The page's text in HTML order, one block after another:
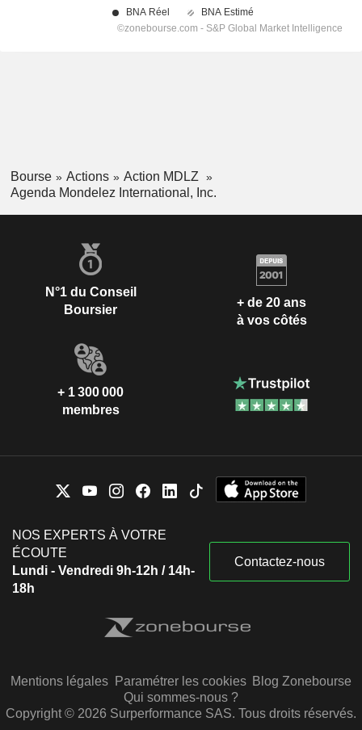
Bourse Actions
Action MDLZ
Agenda Mondelez International, Inc.
N°1 du Conseil
Boursier
+ de 20 ans
à vos côtés
+ 1 300 000
membres
NOS EXPERTS À VOTRE
ÉCOUTE
Lundi - Vendredi 9h-12h / 14h-
18h
Contactez-nous
Mentions légales Paramétrer les cookies Blog Zonebourse
Qui sommes-nous ?
Copyright © 2026 Surperformance SAS. Tous droits réservés.